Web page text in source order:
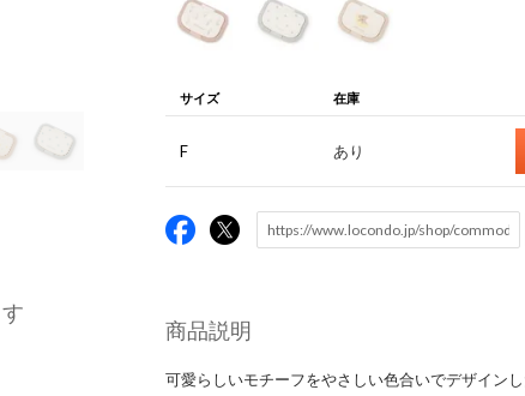
サイズ 在庫
F あり
商品説明
可愛らしいモチーフをやさしい色合いでデザイン